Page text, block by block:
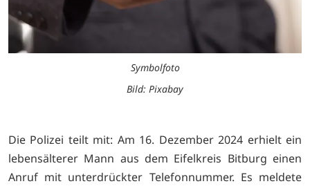
Symbolfoto
Bild: Pixabay
Die Polizei teilt mit: Am 16. Dezember 2024 erhielt ein
lebensälterer Mann aus dem Eifelkreis Bitburg einen
Anruf mit unterdrückter Telefonnummer. Es meldete